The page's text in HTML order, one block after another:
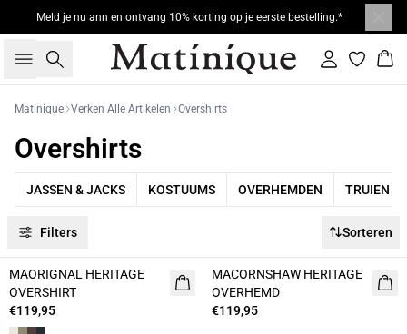
Meld je nu ann en ontvang 10% korting op je eerste bestelling.*
Zoeken Inloggen
Matinique Verken Alle Artikelen Overshirts
Overshirts
JASSEN & JACKS KOSTUUMS OVERHEMDEN TRUIEN
Filters Sorteren
NIEUW
MAORIGNAL HERITAGE
OVERSHIRT
€119,95
MACORNSHAW HERITAGE
OVERHEMD
€119,95